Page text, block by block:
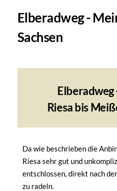
Elberadweg -
Sachsen
Elberadweg
Riesa bis
Da wie beschrieben die
Riesa sehr gut und
entschlossen, direkt nach
zu radeln.